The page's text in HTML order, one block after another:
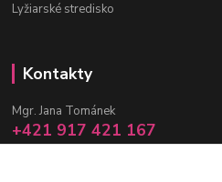
Lyžiarské stredisko
Kontakty
Mgr. Jana Tománek
+421 917 421 167
(Po-Pia, 10 -17 hod.)